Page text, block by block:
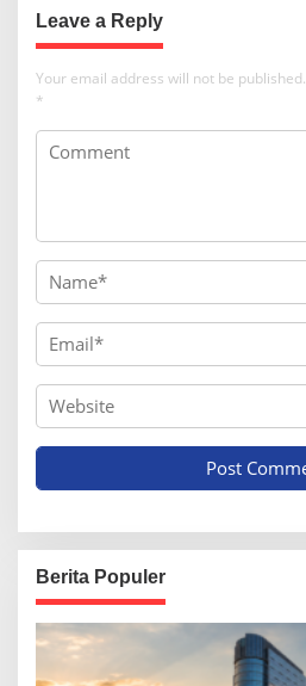
Leave a Reply
Your email address will not be published.
*
Berita Populer